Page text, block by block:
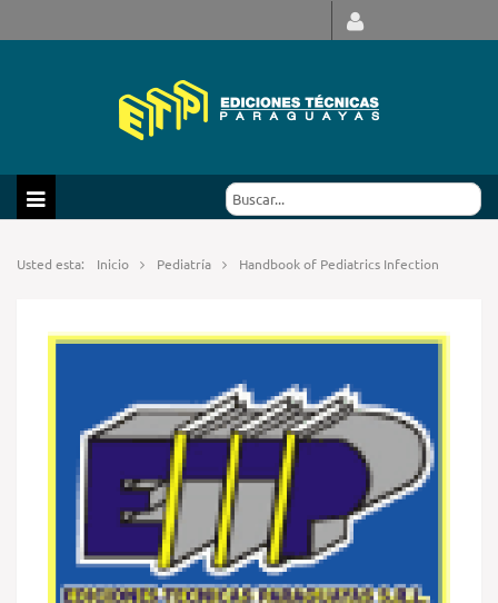
Usted esta: Inicio Pediatría Handbook of Pediatrics Infection